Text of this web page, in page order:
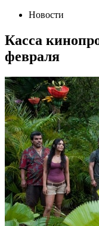
Новости
Касса
февраля